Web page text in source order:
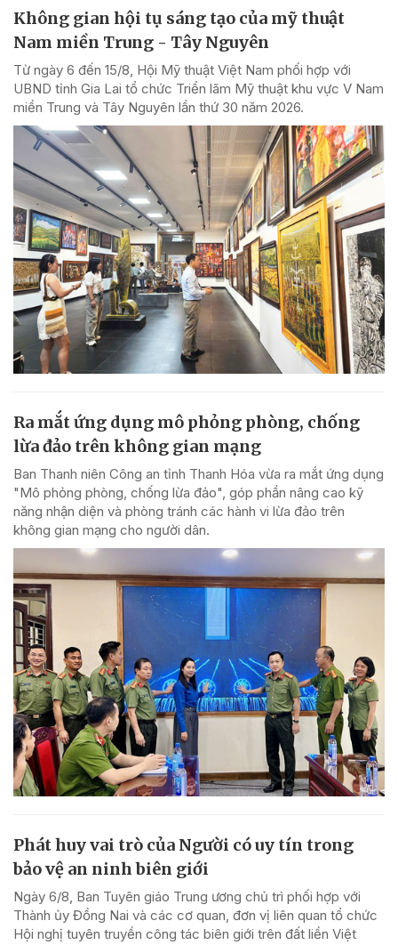
Không gian hội tụ sáng tạo của mỹ thuật
Nam miền Trung - Tây Nguyên
Từ ngày 6 đến 15/8, Hội Mỹ thuật Việt Nam phối hợp với
UBND tỉnh Gia Lai tổ chức Triển lãm Mỹ thuật khu vực V Nam
miền Trung và Tây Nguyên lần thứ 30 năm 2026.
Ra mắt ứng dụng mô phỏng phòng, chống
lừa đảo trên không gian mạng
Ban Thanh niên Công an tỉnh Thanh Hóa vừa ra mắt ứng dụng
"Mô phỏng phòng, chống lừa đảo", góp phần nâng cao kỹ
năng nhận diện và phòng tránh các hành vi lừa đảo trên
không gian mạng cho người dân.
Phát huy vai trò của Người có uy tín trong
bảo vệ an ninh biên giới
Ngày 6/8, Ban Tuyên giáo Trung ương chủ trì phối hợp với
Thành ủy Đồng Nai và các cơ quan, đơn vị liên quan tổ chức
Hội nghị tuyên truyền công tác biên giới trên đất liền Việt